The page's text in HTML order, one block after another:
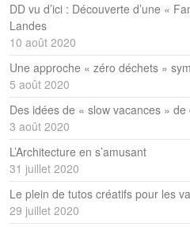
DD vu d’ici : Découverte d’une «
Landes
10 août 2020
Une approche « zéro déchets »
5 août 2020
Des idées de « slow vacances »
3 août 2020
L’Architecture en s’amusant
31 juillet 2020
Le plein de tutos créatifs pour les
29 juillet 2020